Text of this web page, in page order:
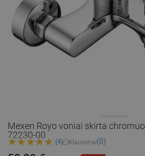
Mexen Royo voniai skirta
72230-00
(4) Klausimai(0)